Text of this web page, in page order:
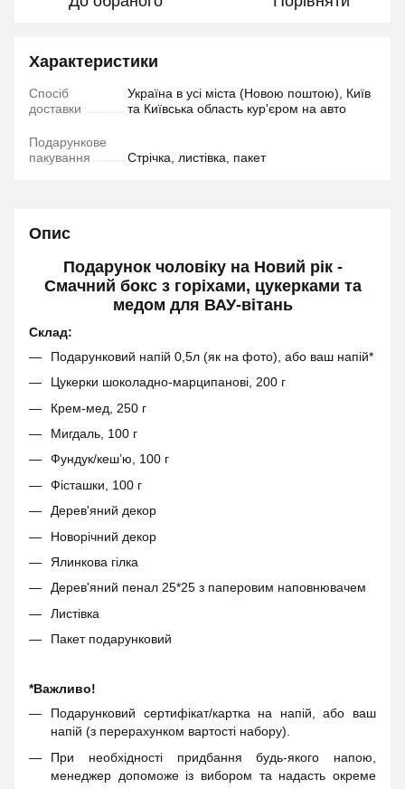
Характеристики
Спосіб
доставки
Україна в усі міста (Новою поштою), Київ
та Київська область кур'єром на авто
Подарункове
пакування
Стрічка, листівка, пакет
Опис
Подарунок чоловіку на Новий рік -
Смачний бокс з горіхами, цукерками та
медом для ВАУ-вітань
Склад:
Подарунковий напій 0,5л (як на фото), або ваш напій*
Цукерки шоколадно-марципанові, 200 г
Крем-мед, 250 г
Мигдаль, 100 г
Фундук/кеш’ю, 100 г
Фісташки, 100 г
Дерев'яний декор
Новорічний декор
Ялинкова гілка
Дерев'яний пенал 25*25 з паперовим наповнювачем
Листівка
Пакет подарунковий
*Важливо!
Подарунковий сертифікат/картка на напій, або ваш
напій (з перерахунком вартості набору).
При необхідності придбання будь-якого напою,
менеджер допоможе із вибором та надасть окреме